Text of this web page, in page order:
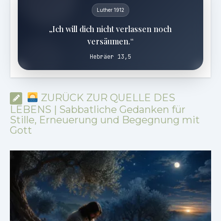
Luther 1912
„Ich will dich nicht verlassen noch
versäumen.“
Hebräer 13,5
ZURÜCK ZUR QUELLE DES
LEBENS | Sabbatliche Gedanken für
Stille, Erneuerung und Begegnung mit
Gott